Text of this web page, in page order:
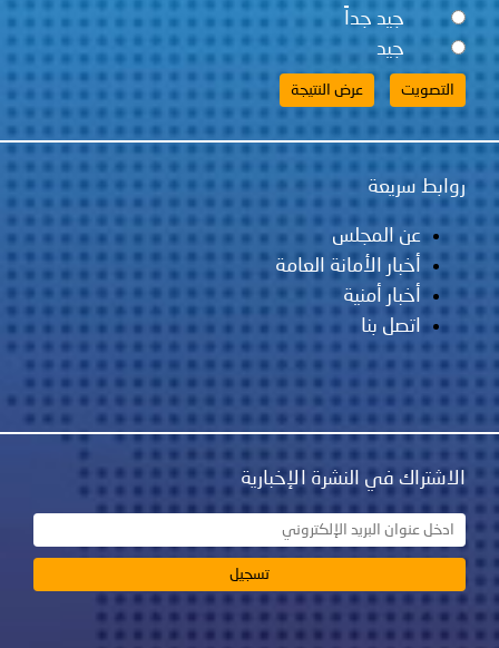
جيد جداً
جيد
روابط سريعة
عن المجلس
أخبار الأمانة العامة
أخبار أمنية
اتصل بنا
الاشتراك في النشرة الإخبارية